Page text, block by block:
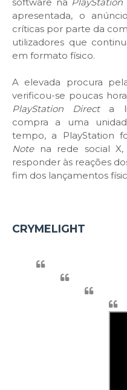
apresentada, o
críticas por parte da
utilizadores que
em formato físico.
A elevada procura
verificou-se poucas
PlayStation Directa
compra a uma
tempo, a PlayStation
Notena rede social X,
responder às reações
fim dos lançamentos
CRYMELIGHT